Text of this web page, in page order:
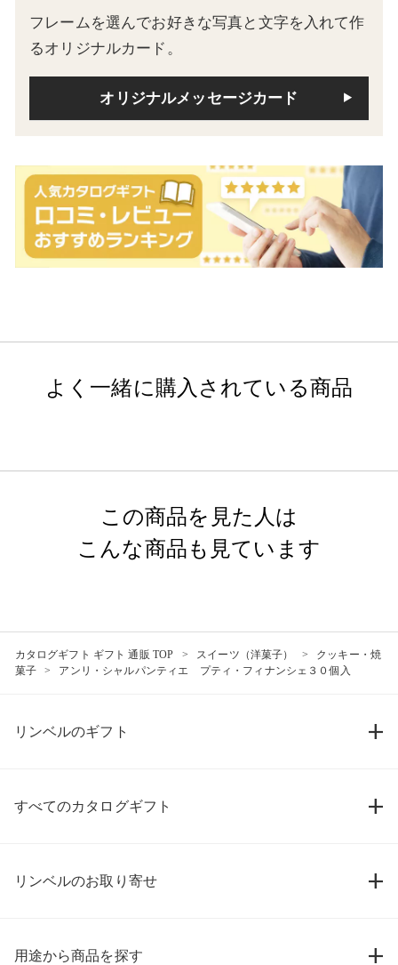
フレームを選んでお好きな写真と文字を入れて作
るオリジナルカード。
オリジナルメッセージカード
よく一緒に購入されている商品
この商品を見た人は
こんな商品も見ています
カタログギフト ギフト 通販 TOP スイーツ（洋菓子）
クッキー・焼
菓子
アンリ・シャルパンティエ プティ・フィナンシェ３０個入
リンベルのギフト
すべてのカタログギフト
リンベルのお取り寄せ
用途から商品を探す